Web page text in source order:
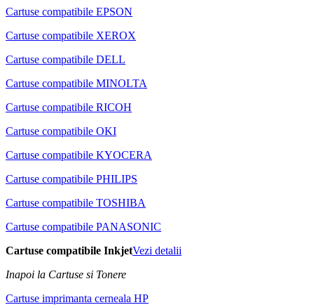
Cartuse compatibile EPSON
Cartuse compatibile XEROX
Cartuse compatibile DELL
Cartuse compatibile MINOLTA
Cartuse compatibile RICOH
Cartuse compatibile OKI
Cartuse compatibile KYOCERA
Cartuse compatibile PHILIPS
Cartuse compatibile TOSHIBA
Cartuse compatibile PANASONIC
Cartuse compatibile InkjetVezi detalii
Inapoi la Cartuse si Tonere
Cartuse imprimanta cerneala HP